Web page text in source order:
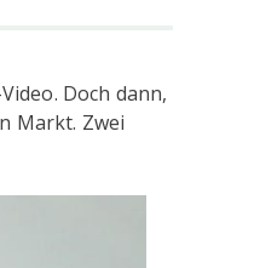
Doch dann,
Markt. Zwei